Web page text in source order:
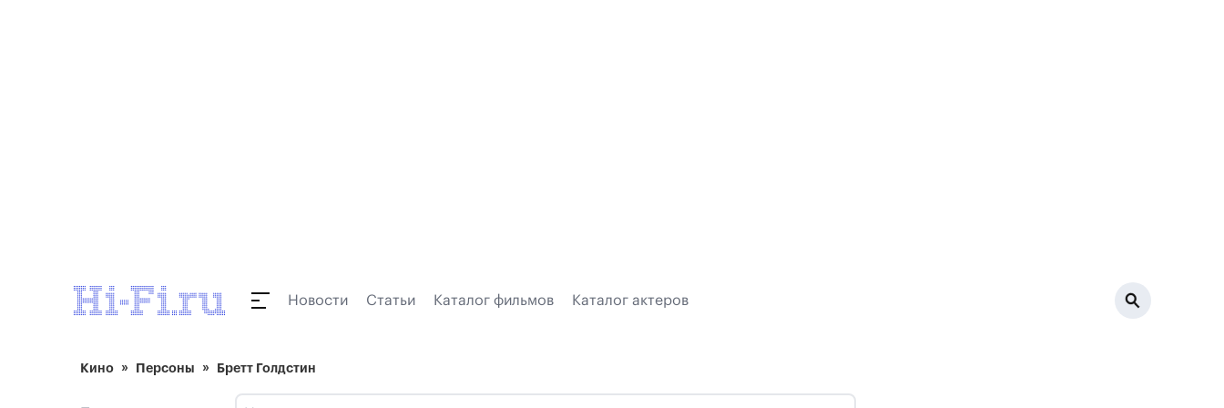
Новости Статьи Каталог фильмов Каталог актеров
Кино Персоны Бретт Голдстин